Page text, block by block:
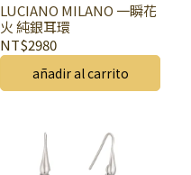
LUCIANO MILANO 一瞬花
火 純銀耳環
NT$2980
añadir al carrito